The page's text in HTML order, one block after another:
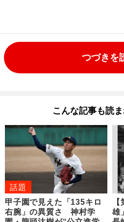
つづきを
こんな記事も読
話題
甲子園で見えた「135キロ
右腕」の異質さ 神村学
雄